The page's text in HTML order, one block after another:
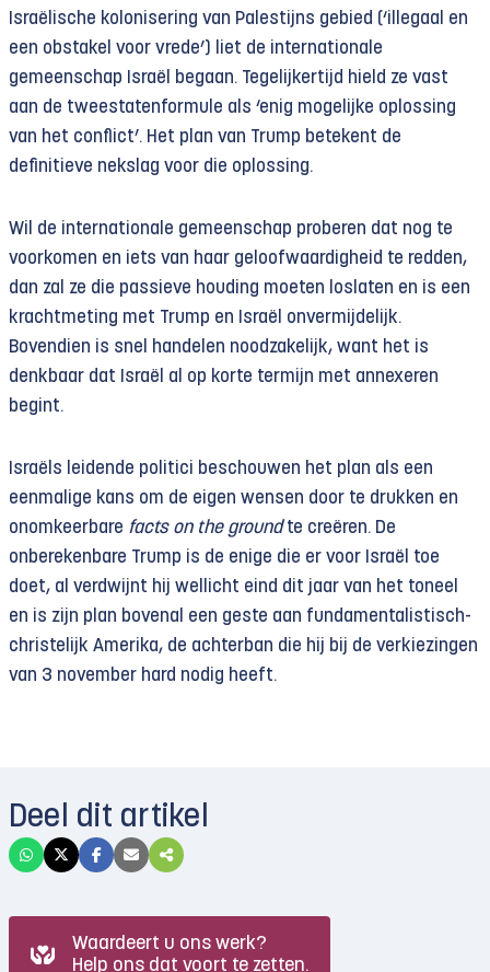
Israëlische kolonisering van Palestijns gebied (‘illegaal en
een obstakel voor vrede’) liet de internationale
gemeenschap Israël begaan. Tegelijkertijd hield ze vast
aan de tweestatenformule als ‘enig mogelijke oplossing
van het conflict’. Het plan van Trump betekent de
definitieve nekslag voor die oplossing.
Wil de internationale gemeenschap proberen dat nog te
voorkomen en iets van haar geloofwaardigheid te redden,
dan zal ze die passieve houding moeten loslaten en is een
krachtmeting met Trump en Israël onvermijdelijk.
Bovendien is snel handelen noodzakelijk, want het is
denkbaar dat Israël al op korte termijn met annexeren
begint.
Israëls leidende politici beschouwen het plan als een
eenmalige kans om de eigen wensen door te drukken en
onomkeerbare facts on the groundte creëren. De
onberekenbare Trump is de enige die er voor Israël toe
doet, al verdwijnt hij wellicht eind dit jaar van het toneel
en is zijn plan bovenal een geste aan fundamentalistisch-
christelijk Amerika, de achterban die hij bij de verkiezingen
van 3 november hard nodig heeft.
Deel dit artikel
Waardeert u ons werk?
Help ons dat voort te zetten.